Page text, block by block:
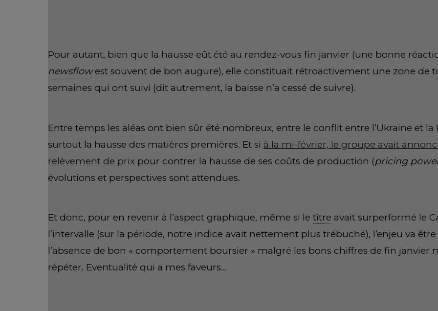
big caps publications de résultats résultats trimestriels
Mathieu Lebrun est analyste financier. Il commence sa
carrière chez Fortis Banque pour intégrer la table de
négociations sur devises au sein de la salle des marchés du
groupe Natexis Banques Populaires. En 2004, il intègre un
cabinet de conseil sur produits dérivés en tant qu'analyste
près de 10 ans, il s'est forgé une solide expérience sur les
marchés financiers. En juin 2013, il décide de créer un
service de trading simple et efficace : Agora Trading. Pour
ses abonnés, il combine à merveille sa lecture des